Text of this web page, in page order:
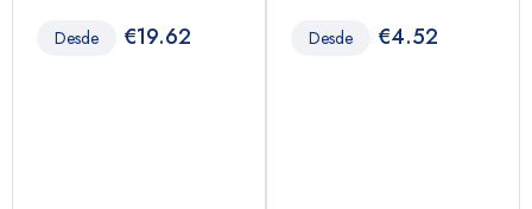
Desde €19.62 Desde €4.52